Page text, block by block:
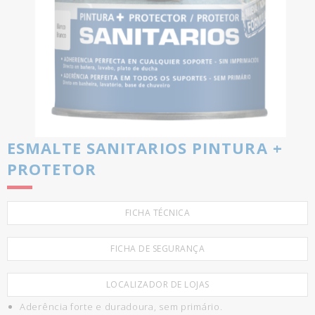
ESMALTE SANITARIOS PINTURA +
PROTETOR
FICHA TÉCNICA
FICHA DE SEGURANÇA
LOCALIZADOR DE LOJAS
Aderência forte e duradoura, sem primário.